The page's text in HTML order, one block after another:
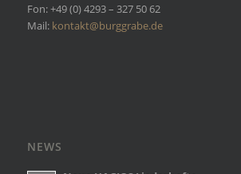
Fon: +49 (0) 4293 – 327 50 62
Mail: kontakt@burggrabe.de
NEWS